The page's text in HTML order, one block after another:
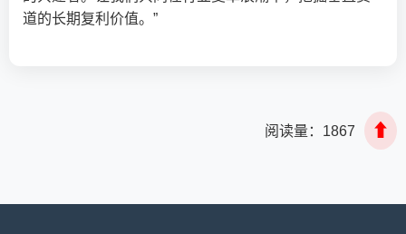
道的长期复利价值。”
阅读量： 1867 ⬆